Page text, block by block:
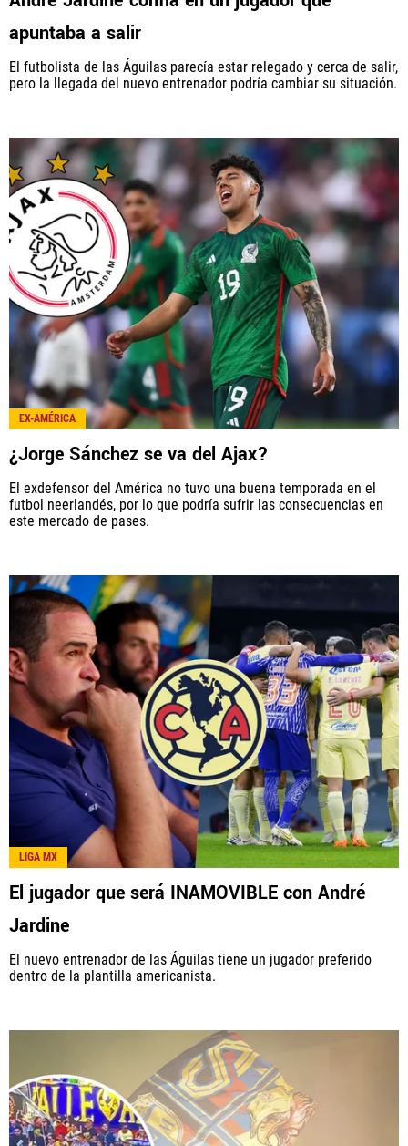
apuntaba a salir
El futbolista de las Águilas parecía estar relegado y cerca de salir,
pero la llegada del nuevo entrenador podría cambiar su situación.
EX-AMÉRICA
¿Jorge Sánchez se va del Ajax?
El exdefensor del América no tuvo una buena temporada en el
futbol neerlandés, por lo que podría sufrir las consecuencias en
este mercado de pases.
LIGA MX
El jugador que será INAMOVIBLE con André
Jardine
El nuevo entrenador de las Águilas tiene un jugador preferido
dentro de la plantilla americanista.